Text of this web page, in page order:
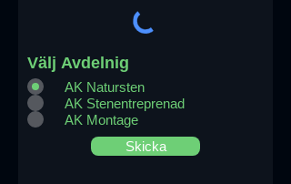
Välj Avdelnig
AK Natursten
AK Stenentreprenad
AK Montage
Skicka